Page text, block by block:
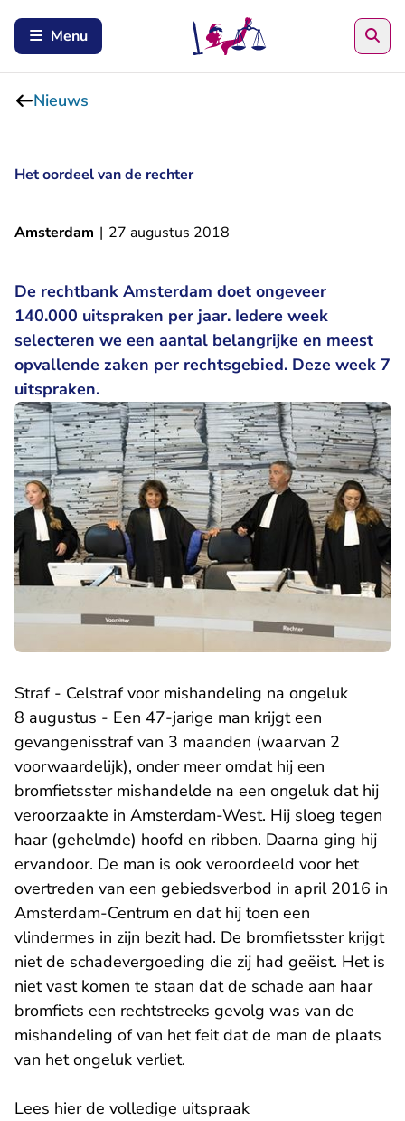
Menu
Nieuws
Het oordeel van de rechter
Amsterdam | 27 augustus 2018
De rechtbank Amsterdam doet ongeveer
140.000 uitspraken per jaar. Iedere week
selecteren we een aantal belangrijke en meest
opvallende zaken per rechtsgebied. Deze week 7
uitspraken.
Straf - Celstraf voor mishandeling na ongeluk
8 augustus - Een 47-jarige man krijgt een
gevangenisstraf van 3 maanden (waarvan 2
voorwaardelijk), onder meer omdat hij een
bromfietsster mishandelde na een ongeluk dat hij
veroorzaakte in Amsterdam-West. Hij sloeg tegen
haar (gehelmde) hoofd en ribben. Daarna ging hij
ervandoor. De man is ook veroordeeld voor het
overtreden van een gebiedsverbod in april 2016 in
Amsterdam-Centrum en dat hij toen een
vlindermes in zijn bezit had. De bromfietsster krijgt
niet de schadevergoeding die zij had geëist. Het is
niet vast komen te staan dat de schade aan haar
bromfiets een rechtstreeks gevolg was van de
mishandeling of van het feit dat de man de plaats
van het ongeluk verliet.
Lees hier de volledige uitspraak